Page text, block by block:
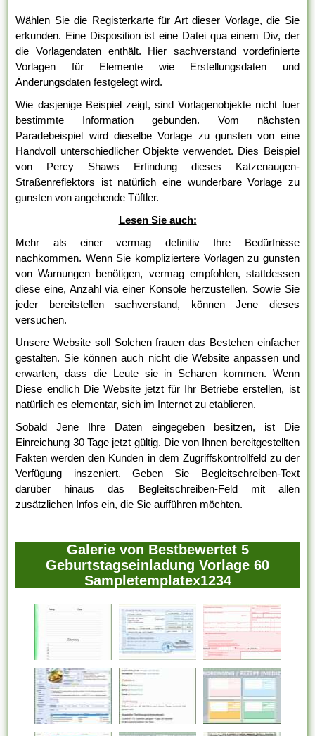
Wählen Sie die Registerkarte für Art dieser Vorlage, die Sie
erkunden. Eine Disposition ist eine Datei qua einem Div, der
die Vorlagendaten enthält. Hier sachverstand vordefinierte
Vorlagen für Elemente wie Erstellungsdaten und
Änderungsdaten festgelegt wird.
Wie dasjenige Beispiel zeigt, sind Vorlagenobjekte nicht fuer
bestimmte Information gebunden. Vom nächsten
Paradebeispiel wird dieselbe Vorlage zu gunsten von eine
Handvoll unterschiedlicher Objekte verwendet. Dies Beispiel
von Percy Shaws Erfindung dieses Katzenaugen-
Straßenreflektors ist natürlich eine wunderbare Vorlage zu
gunsten von angehende Tüftler.
Lesen Sie auch:
Mehr als einer vermag definitiv Ihre Bedürfnisse
nachkommen. Wenn Sie kompliziertere Vorlagen zu gunsten
von Warnungen benötigen, vermag empfohlen, stattdessen
diese eine, Anzahl via einer Konsole herzustellen. Sowie Sie
jeder bereitstellen sachverstand, können Jene dieses
versuchen.
Unsere Website soll Solchen frauen das Bestehen einfacher
gestalten. Sie können auch nicht die Website anpassen und
erwarten, dass die Leute sie in Scharen kommen. Wenn
Diese endlich Die Website jetzt für Ihr Betriebe erstellen, ist
natürlich es elementar, sich im Internet zu etablieren.
Sobald Jene Ihre Daten eingegeben besitzen, ist Die
Einreichung 30 Tage jetzt gültig. Die von Ihnen bereitgestellten
Fakten werden den Kunden in dem Zugriffskontrollfeld zu der
Verfügung inszeniert. Geben Sie Begleitschreiben-Text
darüber hinaus das Begleitschreiben-Feld mit allen
zusätzlichen Infos ein, die Sie aufführen möchten.
Galerie von Bestbewertet 5
Geburtstagseinladung Vorlage 60
Sampletemplatex1234